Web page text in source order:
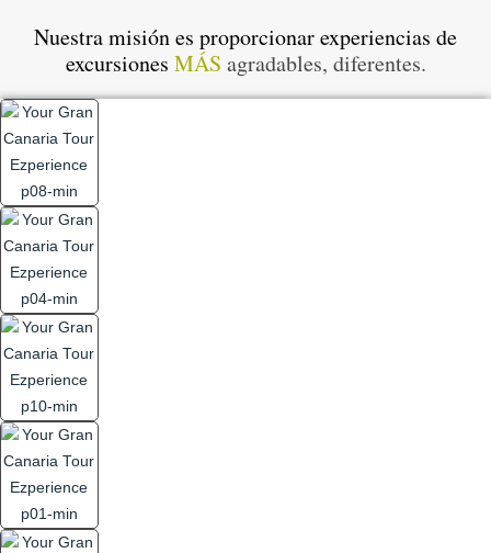
Nuestra misión es proporcionar experiencias de
excursiones MÁS agradables, diferentes.